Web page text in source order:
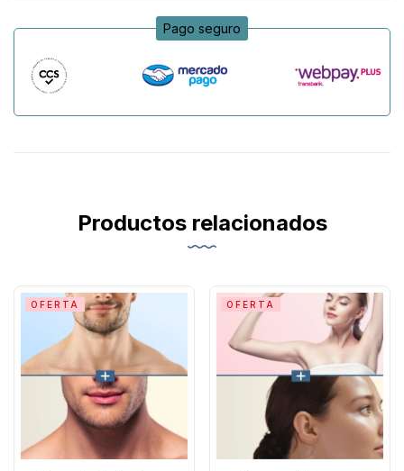
Pago seguro
Productos relacionados
OFERTA OFERTA